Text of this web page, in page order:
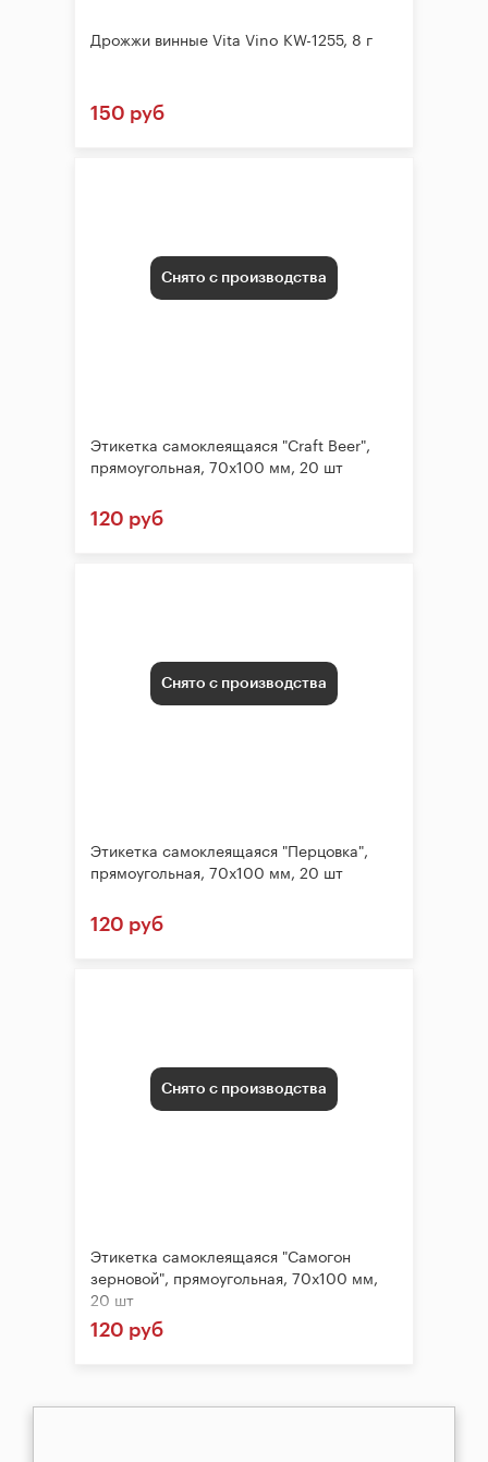
Дрожжи винные Vita Vino KW-1255, 8 г
150 руб
Снято с производства
Этикетка самоклеящаяся "Craft Beer",
прямоугольная, 70х100 мм, 20 шт
120 руб
Снято с производства
Этикетка самоклеящаяся "Перцовка",
прямоугольная, 70х100 мм, 20 шт
120 руб
Снято с производства
Этикетка самоклеящаяся "Самогон
зерновой", прямоугольная, 70х100 мм,
20 шт
120 руб